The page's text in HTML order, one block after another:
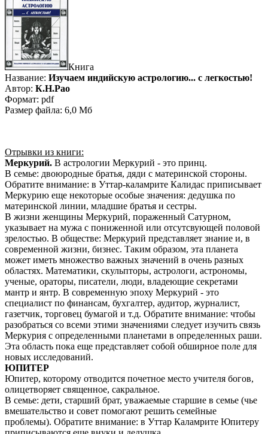
Книга
Название: Изучаем индийскую астрологию... с легкостью!
Автор: К.Н.Рао
Формат: pdf
Размер файла: 6,0 Мб
Отрывки из книги:
Меркурий. В астрологии Меркурий - это принц.
В семье: двоюродные братья, дяди с материнской стороны.
Обратите внимание: в Уттар-каламрите Калидас приписывает
Меркурию еще некоторые особые значения: дедушка по
материнской линии, младшие братья и сестры.
В жизни женщины Меркурий, пораженный Сатурном,
указывает на мужа с пониженной или отсутсвующей половой
зрелостью. В обществе: Меркурий представляет знание и, в
современной жизни, бизнес. Таким образом, эта планета
может иметь множество важных значений в очень разных
областях. Математики, скульпторы, астрологи, астрономы,
ученые, ораторы, писатели, люди, владеющие секретами
мантр и янтр. В современную эпоху Меркурий - это
специалист по финансам, бухгалтер, аудитор, журналист,
газетчик, торговец бумагой и т.д. Обратите внимание: чтобы
разобраться со всеми этими значениями следует изучить связь
Меркурия с определенными планетами в определенных раши.
Эта область пока еще представляет собой обширное поле для
новых исследований.
ЮПИТЕР
Юпитер, которому отводится почетное место учителя богов,
олицетворяет священное, сакральное.
В семье: дети, старший брат, уважаемые старшие в семье (чье
вмешательство и совет помогают решить семейные
проблемы). Обратите внимание: в Уттар Каламрите Юпитеру